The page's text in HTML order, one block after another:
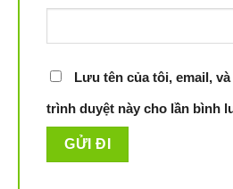
Lưu tên của tôi, email,
trình duyệt này cho lần bình